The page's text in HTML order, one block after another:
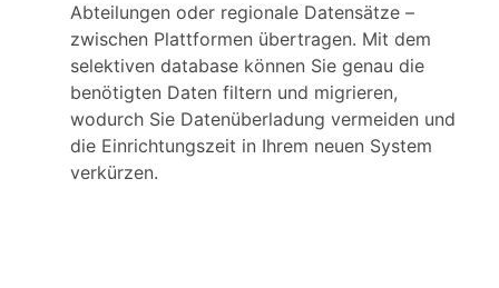
Abteilungen oder regionale Datensätze –
zwischen Plattformen übertragen. Mit dem
selektiven database können Sie genau die
benötigten Daten filtern und migrieren,
wodurch Sie Datenüberladung vermeiden und
die Einrichtungszeit in Ihrem neuen System
verkürzen.